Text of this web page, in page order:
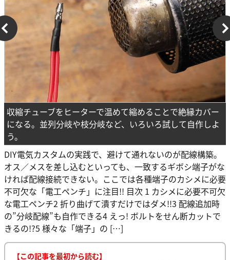
収縮チューブをヒーターで温めて縮めることで絶縁カバー
になる。並列分岐や枝分岐など、いろいろ試して自作しよ
う。
DIY電気カスタムの実践で、避けて通れないのが配線構築。
オス／メスを差し込むといっても、一致するギボシ端子がな
ければ配線接続できない。ここでは各種端子のカシメに必要
不可欠な「電工ペンチ」に注目!! 目次 1 カシメに必要不可欠
な電工ペンチ2 折り曲げて潰すだけではダメ!!3 配線追加時
の”分岐配線”も自作できる4 えっ! ボルトをせん断カットで
きるの!?5 様々な「端子」の […]
【この記事を最初から読む】